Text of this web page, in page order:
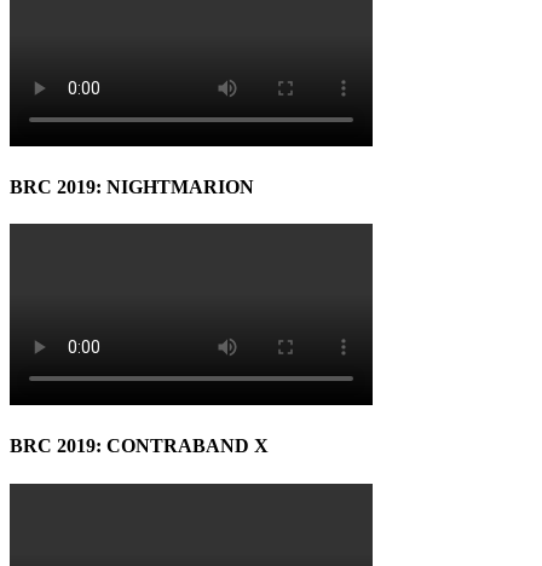
BRC 2019: NIGHTMARION
BRC 2019: CONTRABAND X